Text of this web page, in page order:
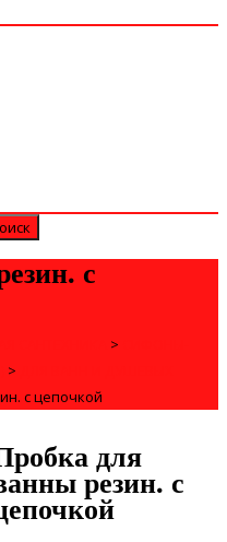
с
>
>
с цепочкой
для
резин. с